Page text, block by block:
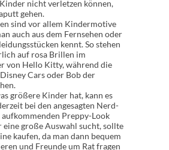
nicht verletzen können,
gehen.
sind vor allem Kindermotive
auch aus dem Fernsehen oder
kennt. So stehen
auf rosa Brillen im
von Hello Kitty, während die
Cars oder Bob der
größere Kinder hat, kann es
bei den angesagten Nerd-
aufkommenden Preppy-Look
eine große Auswahl sucht, sollte
kaufen, da man dann bequem
und Freunde um Rat fragen